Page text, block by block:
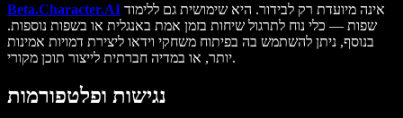
Beta.Character.AI
שפות — כלי נוח לתרגול שיחות בזמן אמת באנגלית או בשפות נוספות.
בנוסף, ניתן להשתמש בה בפיתוח משחקי וידאו ליצירת דמויות אמינות
יותר, או במדיה חברתית לייצור תוכן מקורי.
נגישות ופלטפורמות